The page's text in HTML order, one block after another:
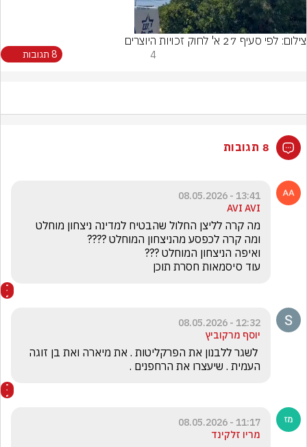
צילום: לפי סעיף 27 א' לחוק זכויות היוצרים
4 8 תגובות
8 תגובות
13:41 - 08.05.2026
AVI AVI
עוד סיסמאות חסרת תוכן
12:32 - 08.05.2026
יוסף מרקוביץ
העמית . שיעצרו את הרחפנים .
11:17 - 08.05.2026
מריו זלקינד